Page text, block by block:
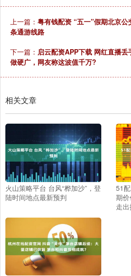
上一篇： 粤有钱配资 “五一”假期北京
条通游线路
下一篇： 启云配资APP下载 网红直播
做硬广，网友称这波值千万?
相关文章
火山策略平台 台风“桦加沙”，登
陆时间地点最新预判
51
期
走